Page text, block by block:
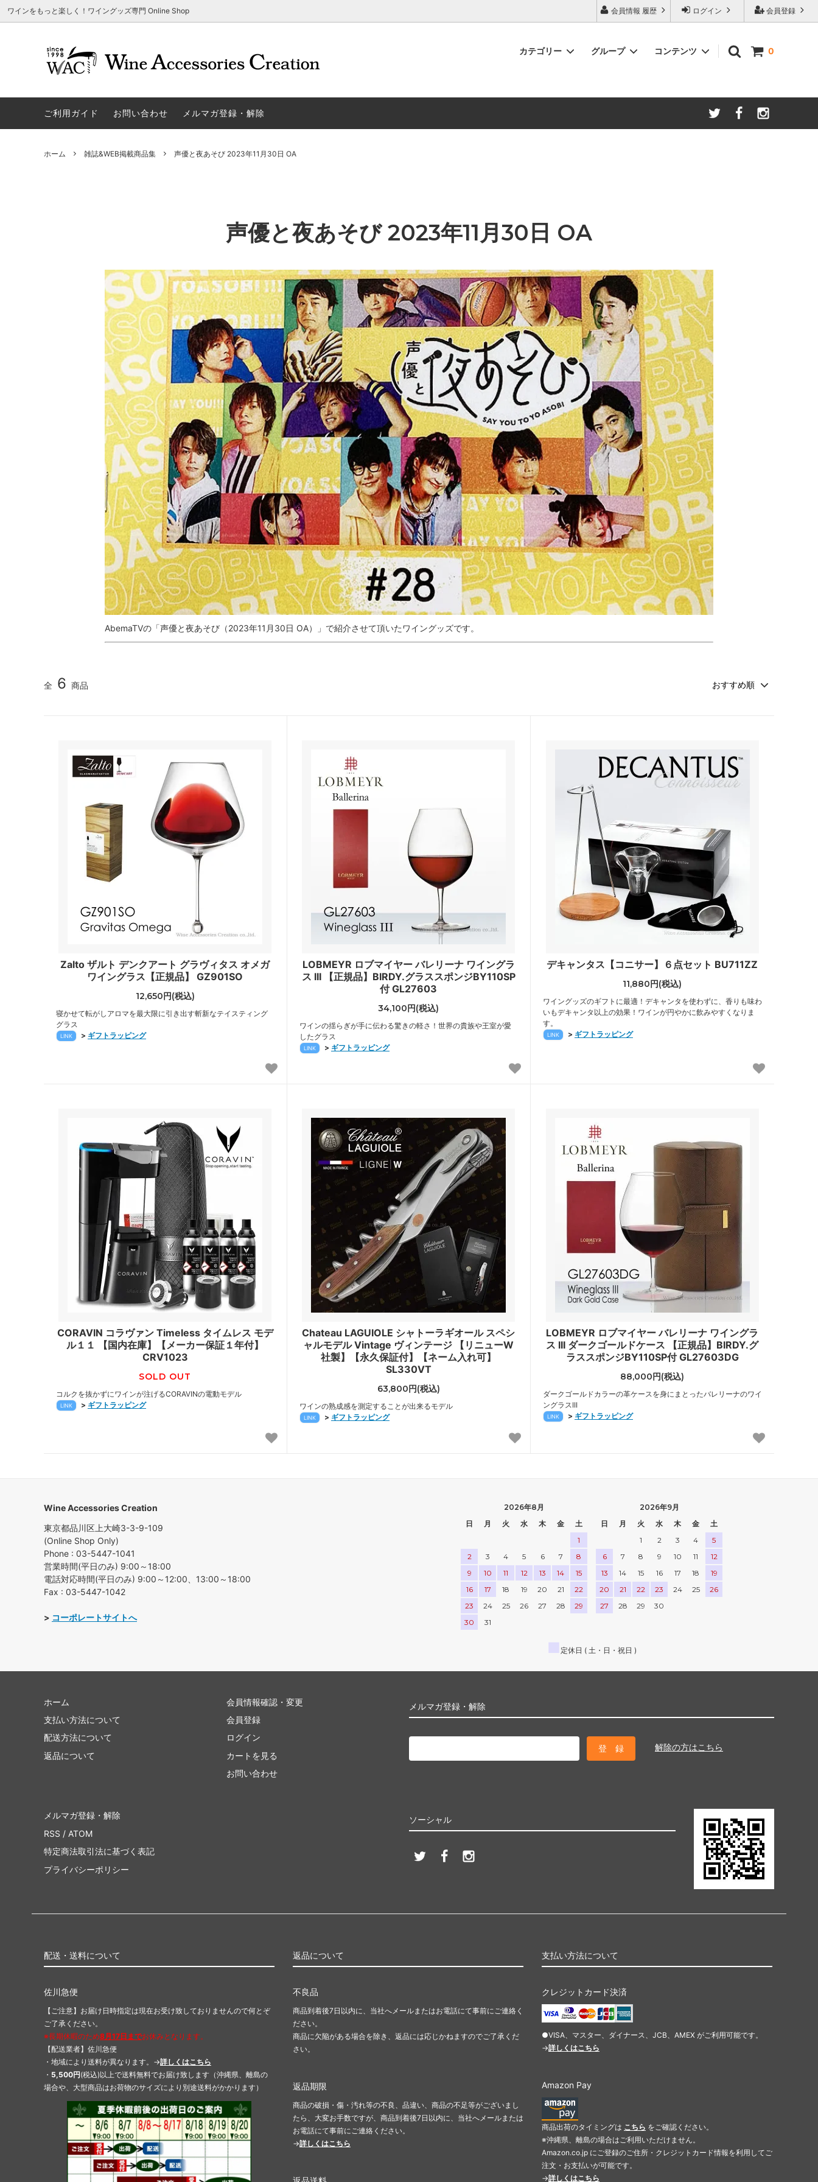
会員登録
ログイン
会員情報 履歴
ワインをもっと楽しく！ワイングッズ専門 Online Shop
0
カテゴリー
ザルト・デンクアート WINEX/HTT
その他のワインオープナー シャンパンオープナー
ボトルバッグ・木箱など クーラー・スピッティング他 ワインのアクセサリー カトラリー
その他のアイテム
グループ
勉・遊・楽アイテム 売れ筋ワイン雑貨 ブランド・メーカー・種類別
家飲みワイングッズ集 お買い物でJALマイルがたまる
シャンパンアクセサリー特集 古酒を楽しむ 敬老の日におすすめギフト
コンテンツ
旧サイト発行のクーポンについて
シャトーラギオールの偽物にご注意くだ
サイトマップ ギフトラッピングについて
ご利用ガイド お問い合わせ メルマガ登録・解除
ホーム 雑誌&WEB掲載商品集 声優と夜あそび 2023年11月30日 OA
声優と夜あそび 2023年11月30日 OA
AbemaTVの「声優と夜あそび（2023年11月30日 OA）」で紹介させて頂いたワイングッズです。
全 6 商品
Zalto ザルト デンクアート グラヴィタス オメガ
ワイングラス【正規品】 GZ901SO
12,650円(税込)
寝かせて転がしアロマを最大限に引き出す斬新なテイスティング
グラス
LINK > ギフトラッピング
LOBMEYR ロブマイヤー バレリーナ ワイングラ
ス III 【正規品】BIRDY.グラススポンジBY110SP
付 GL27603
34,100円(税込)
ワインの揺らぎが手に伝わる驚きの軽さ！世界の貴族や王室が愛
したグラス
LINK > ギフトラッピング
デキャンタス【コニサー】６点セット BU711ZZ
11,880円(税込)
ワイングッズのギフトに最適！デキャンタを使わずに、香りも味わ
いもデキャンタ以上の効果！ワインが円やかに飲みやすくなりま
す。
LINK > ギフトラッピング
CORAVIN コラヴァン Timeless タイムレス モデ
ル１１ 【国内在庫】【メーカー保証１年付】
CRV1023
SOLD OUT
コルクを抜かずにワインが注げるCORAVINの電動モデル
LINK > ギフトラッピング
Chateau LAGUIOLE シャトーラギオール スペシ
ャルモデル Vintage ヴィンテージ 【リニューW
社製】【永久保証付】【ネーム入れ可】
SL330VT
63,800円(税込)
ワインの熟成感を測定することが出来るモデル
LINK > ギフトラッピング
LOBMEYR ロブマイヤー バレリーナ ワイングラ
ス III ダークゴールドケース 【正規品】BIRDY.グ
ラススポンジBY110SP付 GL27603DG
88,000円(税込)
ダークゴールドカラーの革ケースを身にまとったバレリーナのワイ
ングラスIII
LINK > ギフトラッピング
Wine Accessories Creation
東京都品川区上大崎3-3-9-109
(Online Shop Only)
Phone : 03-5447-1041
営業時間(平日のみ) 9:00～18:00
電話対応時間(平日のみ) 9:00～12:00、13:00～18:00
Fax : 03-5447-1042
> コーポレートサイトへ
2026年8月
日
月 火 水 木 金
土
1
2
3 4 5 6 7
8
9
10 11 12 13 14
15
16
17 18 19 20 21
22
23
24 25 26 27 28
29
30
31
2026年9月
日
月 火 水 木 金
土
1
2 3 4
5
6
7 8 9 10 11
12
13
14 15 16 17 18
19
20
21 22 23 24 25
26
27
28 29 30
■ 定休日 ( 土・日・祝日 )
メルマガ登録・解除
解除の方はこちら
ホーム
支払い方法について
配送方法について
返品について
会員情報確認・変更
会員登録
ログイン
カートを見る
お問い合わせ
ソーシャル
メルマガ登録・解除
RSS / ATOM
特定商法取引法に基づく表記
プライバシーポリシー
配送・送料について
佐川急便
【ご注意】お届け日時指定は現在お受け致しておりませんので何とぞ
ご了承ください。
※長期休暇のため8月17日までお休みとなります。
【配送業者】佐川急便
・地域により送料が異なります。→詳しくはこちら
・ 5,500円(税込)以上で送料無料でお届け致します（沖縄県、離島の
場合や、大型商品はお荷物のサイズにより別途送料がかかります）
返品について
不良品
商品到着後7日以内に、当社へメールまたはお電話にて事前にご連絡く
ださい。
商品に欠陥がある場合を除き、返品には応じかねますのでご了承くだ
さい。
返品期限
商品の破損・傷・汚れ等の不良、品違い、商品の不足等がございまし
たら、大変お手数ですが、商品到着後7日以内に、当社へメールまたは
お電話にて事前にご連絡ください。
→詳しくはこちら
支払い方法について
クレジットカード決済
●VISA、マスター、ダイナース、JCB、AMEX がご利用可能です。
→詳しくはこちら
Amazon Pay
商品出荷のタイミングは こちら をご確認ください。
※沖縄県、離島の場合はご利用いただけません。
Amazon.co.jp にご登録のご住所・クレジットカード情報を利用してご
注文・お支払いが可能です。
→詳しくはこちら